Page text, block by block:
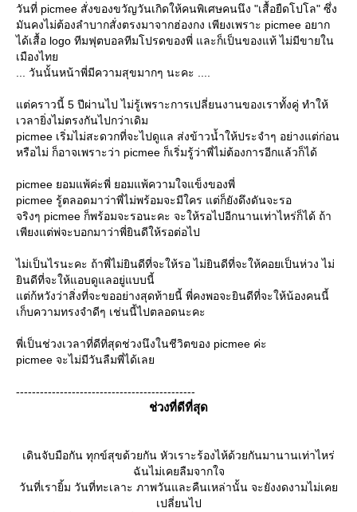
วันที่ picmee สั่งของขวัญวันเกิดให้คนพิเศษคนนึง "เสื้อยืดโปโล" ซึ่ง
มันคงไม่ต้องลำบากสั่งตรงมาจากฮ่องกง เพียงเพราะ picmee อยาก
ได้เสื้อ logo ทีมฟุตบอลทีมโปรดของพี่ และก็เป็นของแท้ ไม่มีขายใน
เมืองไท
... วันนั้นหน้าพี่มีความสุขมากๆ นะคะ ....
ต่คราวนี้ 5 ปีผ่านไป ไม่รู้เพราะการเปลี่ยนงานของเราทั้งคู่ ทำให้
เวลายิ่งไม่ตรงกันไปกว่าเดิม
picmee เริ่มไม่สะดวกที่จะไปดูแล ส่งข้าวน้ำให้ประจำๆ อย่างแต่ก่อน
หรือไม่ ก็อาจเพราะว่า picmee ก็เริ่มรู้ว่าพี่ไม่ต้องการอีกแล้วก็ได้
picmee ยอมแพ้ค่ะพี่ ยอมแพ้ความใจแข็งของพี่
picmee รู้ตลอดมาว่าพี่ไม่พร้อมจะมีใคร แต่ก็ยังดึงดันจะรอ
จริงๆ picmee ก็พร้อมจะรอนะคะ จะให้รอไปอีกนานเท่าไหร่ก็ได้ ถ้า
เพียงแต่พ่จะบอกมาว่าพี่ยินดีให้รอต่อไป
ไม่เป็นไรนะคะ ถ้าพี่ไม่ยินดีที่จะให้รอ ไม่ยินดีที่จะให้คอยเป็นห่วง ไม่
ินดีที่จะให้แอบดูแลอยู่แบบนี้
ต่ก้หวังว่าสิ่งที่จะขออย่างสุดท้ายนี้ พี่คงพอจะยินดีที่จะให้น้องคนนี้
เก็บความทรงจำดีๆ เช่นนี้ไปตลอดนะคะ
พี่เป็นช่วงเวลาที่ดีที่สุดช่วงนึงในชีวิตของ picmee ค่ะ
picmee จะไม่มีวันลืมพี่ได้เล
---------------------------------------------
ช่วงที่ดีที่สุด
เดินจับมือกัน ทุกข์สุขด้วยกัน หัวเราะร้องไห้ด้วยกันมานานเท่าไหร่
ฉันไม่เคยลืมจากใจ
วันที่เรายิ้ม วันที่ทะเลาะ ภาพวันและคืนเหล่านั้น จะยังงดงามไม่เค
เปลี่ยนไป